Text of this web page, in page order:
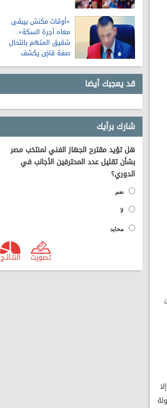
«أوقات مكنش بيبقى
معاه أجرة السكة»..
شقيق المتهم بانتحال
صفة قاضٍ يكشف
تفاصيل عن حياته قبل
الواقعة
قد يعجبك أيضا
شارك برأيك
هل تؤيد مقترح الجهاز الفني لمنتخب مصر
بشأن تقليل عدد المحترفين الأجانب في
الدوري؟
نعم
لا
محايد
النتـائـج تصويت